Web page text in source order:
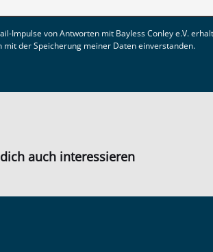
Impulse von Antworten mit Bayless Conley e.V.
mit der Speicherung meiner Daten einverstanden.
auch interessieren